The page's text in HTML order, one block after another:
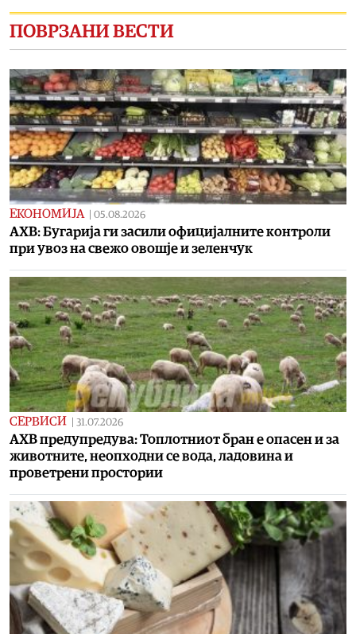
ПОВРЗАНИ ВЕСТИ
ЕКОНОМИЈА 05.08.2026
АХВ: Бугарија ги засили официјалните контроли
при увоз на свежо овошје и зеленчук
СЕРВИСИ 31.07.2026
АХВ предупредува: Топлотниот бран е опасен и за
животните, неопходни се вода, ладовина и
проветрени простории